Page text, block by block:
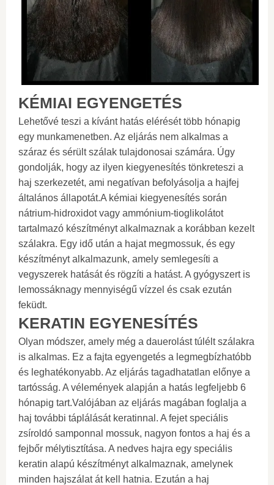
KÉMIAI EGYENGETÉS
Lehetővé teszi a kívánt hatás elérését több hónapig
egy munkamenetben. Az eljárás nem alkalmas a
száraz és sérült szálak tulajdonosai számára. Úgy
gondolják, hogy az ilyen kiegyenesítés tönkreteszi a
haj szerkezetét, ami negatívan befolyásolja a hajfej
általános állapotát.A kémiai kiegyenesítés során
nátrium-hidroxidot vagy ammónium-tioglikolátot
tartalmazó készítményt alkalmaznak a korábban kezelt
szálakra. Egy idő után a hajat megmossuk, és egy
készítményt alkalmazunk, amely semlegesíti a
vegyszerek hatását és rögzíti a hatást. A gyógyszert is
lemossáknagy mennyiségű vízzel és csak ezután
feküdt.
KERATIN EGYENESÍTÉS
Olyan módszer, amely még a dauerolást túlélt szálakra
is alkalmas. Ez a fajta egyengetés a legmegbízhatóbb
és leghatékonyabb. Az eljárás tagadhatatlan előnye a
tartósság. A vélemények alapján a hatás legfeljebb 6
hónapig tart.Valójában az eljárás magában foglalja a
haj további táplálását keratinnal. A fejet speciális
zsíroldó samponnal mossuk, nagyon fontos a haj és a
fejbőr mélytisztítása. A nedves hajra egy speciális
keratin alapú készítményt alkalmaznak, amelynek
minden hajszálat át kell hatnia. Ezután a haj